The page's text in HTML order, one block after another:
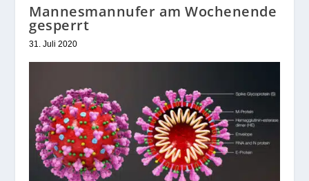
Mannesmannufer am Wochenende
gesperrt
31. Juli 2020